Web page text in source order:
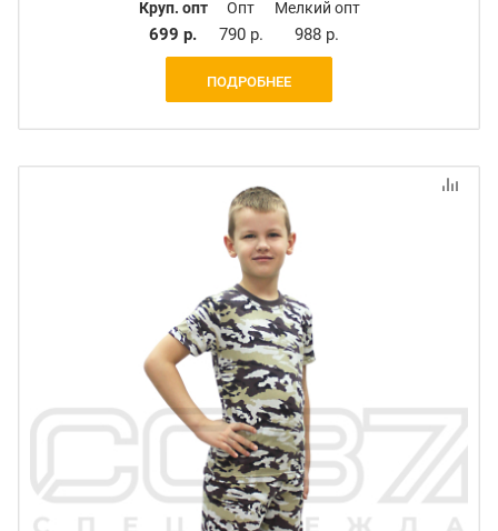
Круп. опт
699 р.
Опт
790 р.
Мелкий опт
988 р.
ПОДРОБНЕЕ